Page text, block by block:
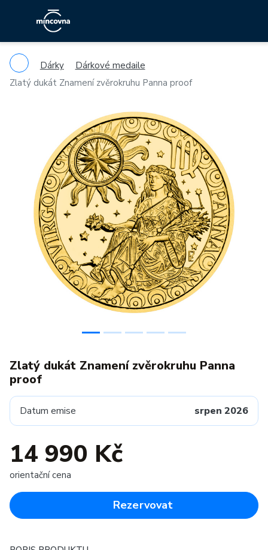
Dárky
Dárkové medaile
Zlatý dukát Znamení zvěrokruhu Panna proof
Previous
Zlatý dukát Znamení zvěrokruhu Panna
proof
Datum emise srpen 2026
14 990 Kč
orientační cena
Rezervovat